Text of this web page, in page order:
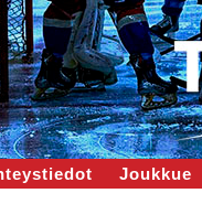
Joukkue